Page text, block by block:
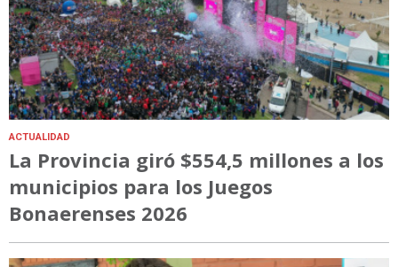
ACTUALIDAD
La Provincia giró $554,5 millones a los
municipios para los Juegos
Bonaerenses 2026